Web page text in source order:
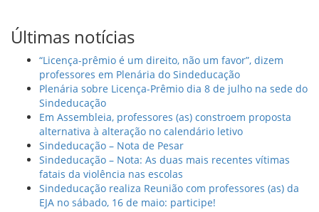
Últimas notícias
“Licença-prêmio é um direito, não um favor”, dizem
professores em Plenária do Sindeducação
Plenária sobre Licença-Prêmio dia 8 de julho na sede do
Sindeducação
Em Assembleia, professores (as) constroem proposta
alternativa à alteração no calendário letivo
Sindeducação – Nota de Pesar
Sindeducação – Nota: As duas mais recentes vítimas
fatais da violência nas escolas
Sindeducação realiza Reunião com professores (as) da
EJA no sábado, 16 de maio: participe!